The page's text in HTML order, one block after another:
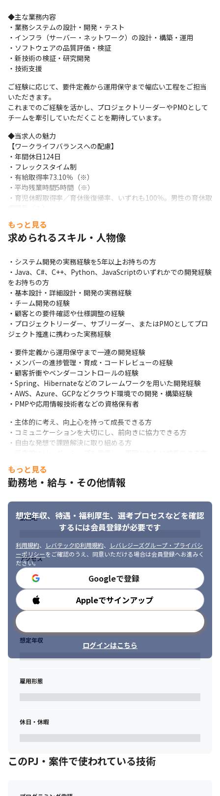
◆主な業務内容
・業務システムの設計・開発・テスト
・インフラ（サーバー・ネットワーク）の設計・構築・運用
・ソフトウェアの品質評価・検証
・新技術の検証・研究開発
・技術支援
ご経験に応じて、要件定義から運用保守まで幅広い工程をご担当
いただきます。
これまでのご経験を活かし、プロジェクトリーダーやPMOとして
チームを牽引していただくことを期待しています。
◆当求人の魅力
【ワークライフバランスへの配慮】
・年間休日124日
・フレックスタイム制
・有給取得率73.10％（※）
・平均残業時間5時間（※）
・育児休暇取得率／育休後復帰率、いずれも100％。男性の育休取
含む）
・前給保障
・待機中も給与を100％保証
・社内定例会を毎月実施。懇親会や外部の講師による研修など、
社員の提案に基づいたレクリエーションやワークショップを開催
「この言語を使ったプロジェクトに参画したい」「PMを目指した
い」「フルスタックエンジニアになりたい」など、多彩な希望を
叶えていきます！
もっと見る
求められるスキル・人物像
・システム開発の実務経験を5年以上お持ちの方
・Java、C#、C++、Python、JavaScriptのいずれかでの開発経験
をお持ちの方
・基本設計・詳細設計・開発の実務経験
・チーム開発の経験
・顧客との要件確認や仕様調整の経験
・プロジェクトリーダー、サブリーダー、またはPMOとしてプロ
ジェクト推進に携わった実務経験
・要件定義から運用保守まで一連の開発経験
・メンバーの進捗管理・育成・コードレビューの経験
・顧客折衝やベンダーコントロールの経験
・Spring、Hibernateなどのフレームワークを用いた開発経験
・AWS、Azure、GCPなどクラウド環境での開発・構築経験
・PMPや応用情報技術者などの資格保有者
・主体的に考え、向上心を持って成長できる方
・コミュニケーションを大切にし、前向きに協力できる方
・自由な発想で課題解決に取り組める方
もっと見る
勤務地・給与・その他情報
想定年収、待遇・福利厚生、 選考プロセスなどを確認
するには会員登録が必要です
利用規約、 レバテックID利用規約、
レバレジーズグループ・プライバシ
ーポリシーをご確認のうえ、同意いただける場合は会員登録へお進みく
ださい。
Googleで登録
Appleでサインアップ
ログインはこちら
勤務地
アクセス
勤務時間
想定年収
雇用形態
休日・休暇
このPJ・案件で使われている技術